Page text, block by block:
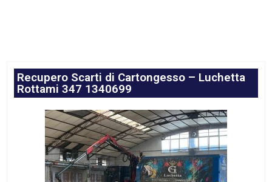
Recupero Scarti di Cartongesso – Luchetta
Rottami 347 1340699